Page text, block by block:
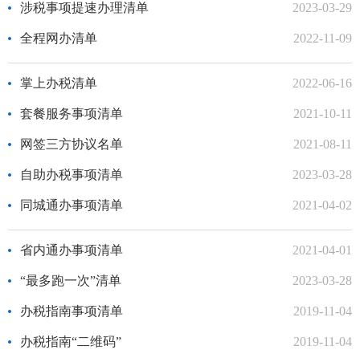
2023-03-29
涉税事项提速办理清单
2022-11-09
全程网办清单
2022-06-16
掌上办税清单
2021-10-11
套餐服务事项清单
2021-08-11
网签三方协议名单
2023-03-28
自助办税事项清单
2021-04-02
同城通办事项清单
2021-04-01
省内通办事项清单
2023-03-28
“最多跑一次”清单
2019-11-04
办税指南事项清单
2019-11-04
办税指南“二维码”